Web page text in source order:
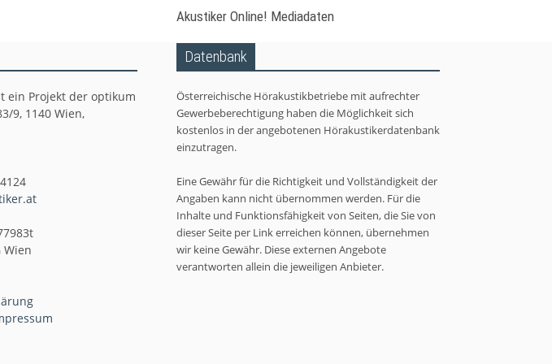
Akustiker Online! Mediadaten
ein Projekt der optikum
9, 1140 Wien,
Wien
Datenbank
Österreichische Hörakustikbetriebe mit aufrechter
Gewerbeberechtigung haben die Möglichkeit sich
kostenlos in der angebotenen Hörakustikerdatenbank
einzutragen.
Eine Gewähr für die Richtigkeit und Vollständigkeit der
Angaben kann nicht übernommen werden. Für die
Inhalte und Funktionsfähigkeit von Seiten, die Sie von
dieser Seite per Link erreichen können, übernehmen
wir keine Gewähr. Diese externen Angebote
verantworten allein die jeweiligen Anbieter.